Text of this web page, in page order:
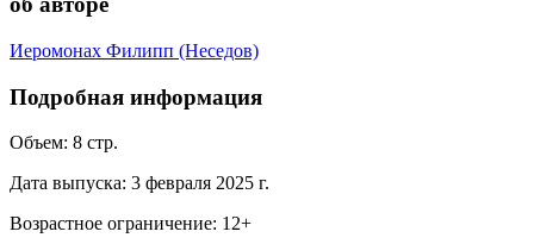
Иеромонах Филипп (Неседов)
Подробная информация
Объем: 8 стр.
Дата выпуска: 3 февраля 2025 г.
Возрастное ограничение: 12+